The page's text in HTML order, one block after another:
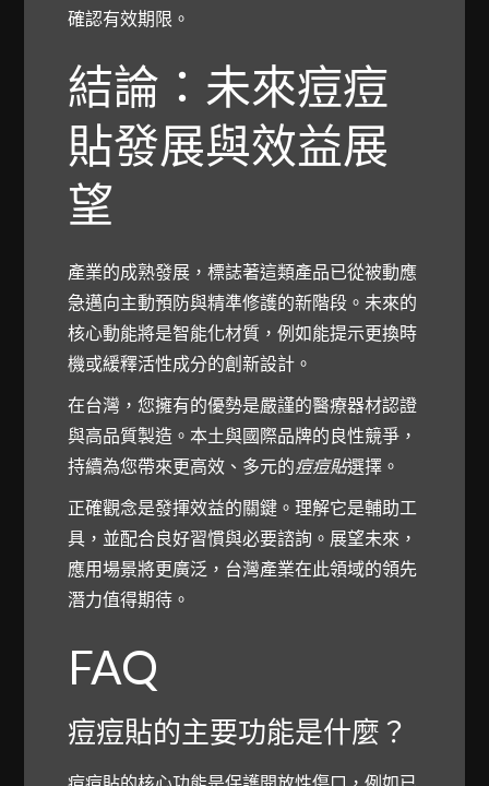
確認有效期限。
結論：未來痘痘
貼發展與效益展
望
產業的成熟發展，標誌著這類產品已從被動應
急邁向主動預防與精準修護的新階段。未來的
核心動能將是智能化材質，例如能提示更換時
機或緩釋活性成分的創新設計。
在台灣，您擁有的優勢是嚴謹的醫療器材認證
與高品質製造。本土與國際品牌的良性競爭，
持續為您帶來更高效、多元的痘痘貼選擇。
正確觀念是發揮效益的關鍵。理解它是輔助工
具，並配合良好習慣與必要諮詢。展望未來，
應用場景將更廣泛，台灣產業在此領域的領先
潛力值得期待。
FAQ
痘痘貼的主要功能是什麼？